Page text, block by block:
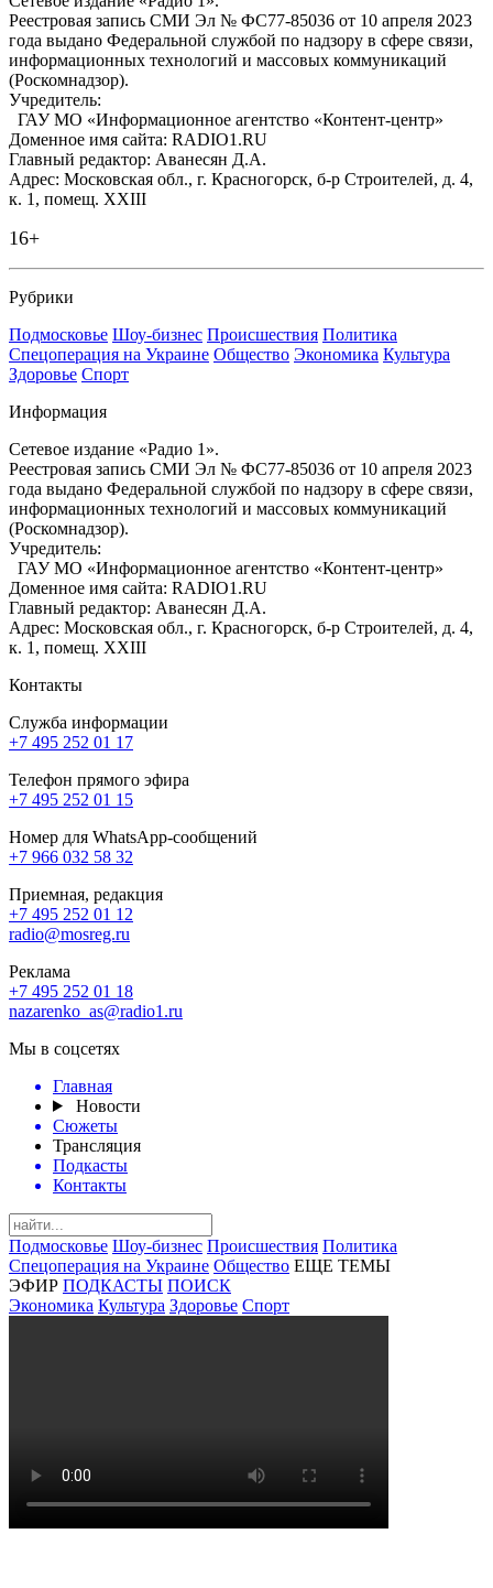
Реестровая запись СМИ Эл № ФС77-85036 от 10 апреля 2023
года выдано Федеральной службой по надзору в сфере связи,
информационных технологий и массовых коммуникаций
(Роскомнадзор).
Учредитель:
ГАУ МО «Информационное агентство «Контент-центр»
Доменное имя сайта: RADIO1.RU
Главный редактор: Аванесян Д.А.
Адрес: Московская обл., г. Красногорск, б-р Строителей, д. 4,
к. 1, помещ. XXIII
16+
Рубрики
Подмосковье Шоу-бизнес Происшествия Политика
Спецоперация на Украине Общество Экономика Культура
Здоровье Спорт
Информация
Сетевое издание «Радио 1».
Реестровая запись СМИ Эл № ФС77-85036 от 10 апреля 2023
года выдано Федеральной службой по надзору в сфере связи,
информационных технологий и массовых коммуникаций
(Роскомнадзор).
Учредитель:
ГАУ МО «Информационное агентство «Контент-центр»
Доменное имя сайта: RADIO1.RU
Главный редактор: Аванесян Д.А.
Адрес: Московская обл., г. Красногорск, б-р Строителей, д. 4,
к. 1, помещ. XXIII
Контакты
Служба информации
+7 495 252 01 17
Телефон прямого эфира
+7 495 252 01 15
Номер для WhatsApp-сообщений
+7 966 032 58 32
Приемная, редакция
+7 495 252 01 12
radio@mosreg.ru
Реклама
+7 495 252 01 18
nazarenko_as@radio1.ru
Мы в соцсетях
Главная
Новости
Сюжеты
Трансляция
Подкасты
Контакты
Подмосковье Шоу-бизнес Происшествия Политика
Спецоперация на Украине Общество ЕЩЕ ТЕМЫ
ЭФИР ПОДКАСТЫ ПОИСК
Экономика Культура Здоровье Спорт